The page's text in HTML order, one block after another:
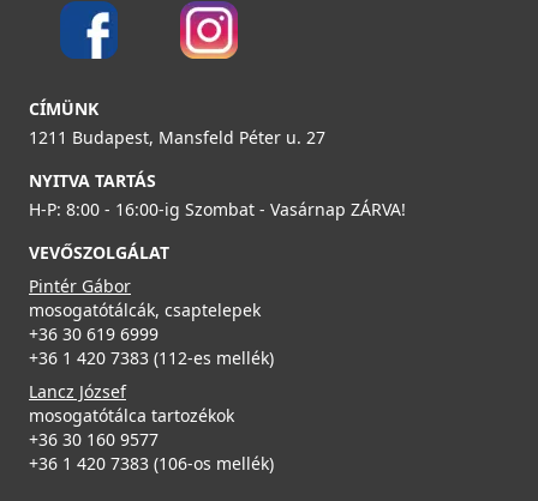
CÍMÜNK
1211 Budapest, Mansfeld Péter u. 27
NYITVA TARTÁS
H-P: 8:00 - 16:00-ig Szombat - Vasárnap ZÁRVA!
VEVŐSZOLGÁLAT
Pintér Gábor
mosogatótálcák, csaptelepek
+36 30 619 6999
+36 1 420 7383 (112-es mellék)
Lancz József
mosogatótálca tartozékok
+36 30 160 9577
+36 1 420 7383 (106-os mellék)